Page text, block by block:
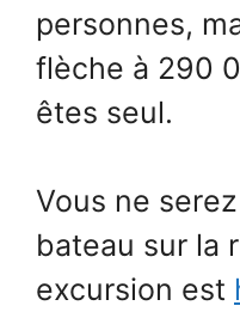
personnes,
flèche à 290
êtes seul.
Vous ne
bateau sur la
excursion est